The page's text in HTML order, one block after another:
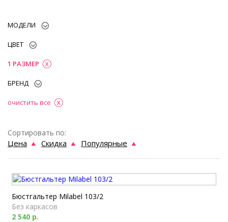
МОДЕЛИ
ЦВЕТ
1 РАЗМЕР
БРЕНД
очистить все
Сортировать по:
Цена Скидка Популярные
Бюстгальтер Milabel 103/2
Без каркасов
2 540 р.